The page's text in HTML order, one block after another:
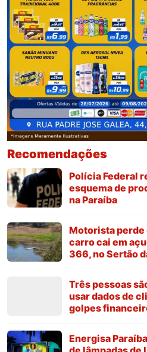
Recomendações
Polícia Federal
esquema de
na Paraíba
Motorista perde
carro cai em
366, no Sertão
Três pessoas
usar dados de
golpes
Energisa